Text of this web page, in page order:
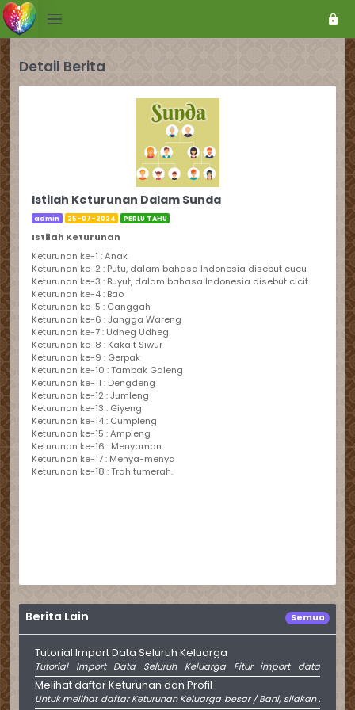
Detail Berita
Istilah Keturunan Dalam Sunda
admin 25-07-2024 PERLU TAHU
Istilah Keturunan
Keturunan ke-1 : Anak
Keturunan ke-2 : Putu, dalam bahasa Indonesia disebut cucu
Keturunan ke-3 : Buyut, dalam bahasa Indonesia disebut cicit
Keturunan ke-4 : Bao
Keturunan ke-5 : Canggah
Keturunan ke-6 : Jangga Wareng
Keturunan ke-7 : Udheg Udheg
Keturunan ke-8 : Kakait Siwur
Keturunan ke-9 : Gerpak
Keturunan ke-10 : Tambak Galeng
Keturunan ke-11 : Dengdeng
Keturunan ke-12 : Jumleng
Keturunan ke-13 : Giyeng
Keturunan ke-14 : Cumpleng
Keturunan ke-15 : Ampleng
Keturunan ke-16 : Menyaman
Keturunan ke-17 : Menya-menya
Keturunan ke-18 : Trah tumerah.
Berita Lain Semua
Tutorial Import Data Seluruh Keluarga
Tutorial Import Data Seluruh Keluarga Fitur import data
digunakan untuk mempermudah proses input anggota
keluarga dalam jumlah banyak melalui file Excel. Dengan
Melihat daftar Keturunan dan Profil
Untuk melihat daftar Keturunan Keluarga besar / Bani, silakan :